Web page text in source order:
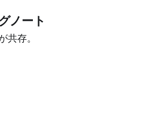
ノート
共存。